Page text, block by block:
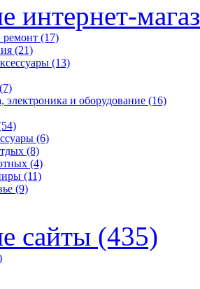
интернет-
ремонт (17)
(21)
(13)
(7)
электроника и оборудование (16)
(6)
(8)
(4)
(11)
(9)
сайты (435)